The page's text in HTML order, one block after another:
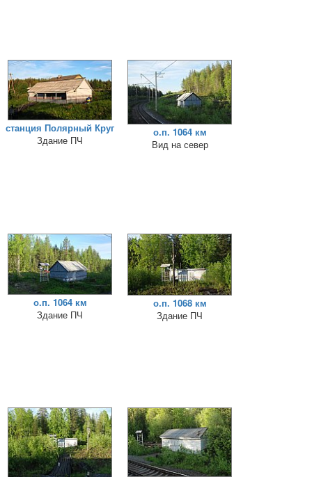
станция Полярный Круг
Здание ПЧ
о.п. 1064 км
Вид на север
о.п. 1064 км
Здание ПЧ
о.п. 1068 км
Здание ПЧ